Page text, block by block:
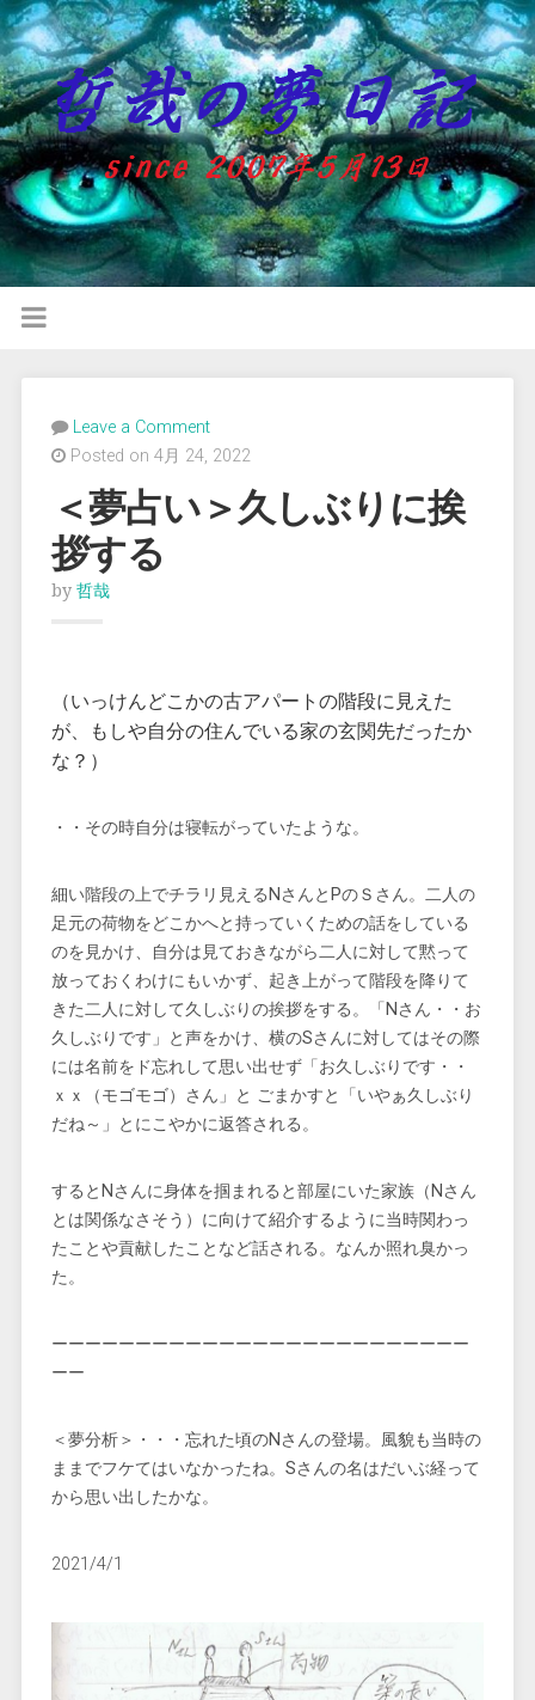
Leave a Comment
Posted on 4月 24, 2022
＜夢占い＞久しぶりに挨
拶する
by 哲哉
（いっけんどこかの古アパートの階段に見えた
が、もしや自分の住んでいる家の玄関先だったか
な？）
・・その時自分は寝転がっていたような。
細い階段の上でチラリ見えるNさんとPのＳさん。二人の
足元の荷物をどこかへと持っていくための話をしている
のを見かけ、自分は見ておきながら二人に対して黙って
放っておくわけにもいかず、起き上がって階段を降りて
きた二人に対して久しぶりの挨拶をする。「Nさん・・お
久しぶりです」と声をかけ、横のSさんに対してはその際
には名前をド忘れして思い出せず「お久しぶりです・・
ｘｘ（モゴモゴ）さん」と ごまかすと「いやぁ久しぶり
だね～」とにこやかに返答される。
するとNさんに身体を掴まれると部屋にいた家族（Nさん
とは関係なさそう）に向けて紹介するように当時関わっ
たことや貢献したことなど話される。なんか照れ臭かっ
た。
ーーーーーーーーーーーーーーーーーーーーーーーーー
ーー
＜夢分析＞・・・忘れた頃のNさんの登場。風貌も当時の
ままでフケてはいなかったね。Sさんの名はだいぶ経って
から思い出したかな。
2021/4/1